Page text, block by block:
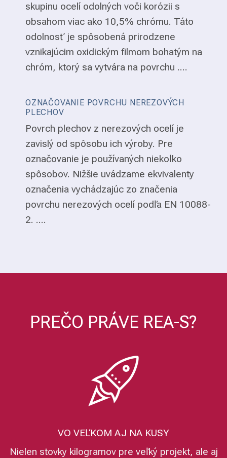
skupinu ocelí odolných voči korózii s
obsahom viac ako 10,5% chrómu. Táto
odolnosť je spôsobená prirodzene
vznikajúcim oxidickým filmom bohatým na
chróm, ktorý sa vytvára na povrchu ....
OZNAČOVANIE POVRCHU NEREZOVÝCH
PLECHOV
Povrch plechov z nerezových ocelí je
zavislý od spôsobu ich výroby. Pre
označovanie je používaných niekoľko
spôsobov. Nižšie uvádzame ekvivalenty
označenia vychádzajúc zo značenia
povrchu nerezových ocelí podľa EN 10088-
2. ....
PREČO PRÁVE REA-S?
VO VEĽKOM AJ NA KUSY
Nielen stovky kilogramov pre veľký projekt, ale aj